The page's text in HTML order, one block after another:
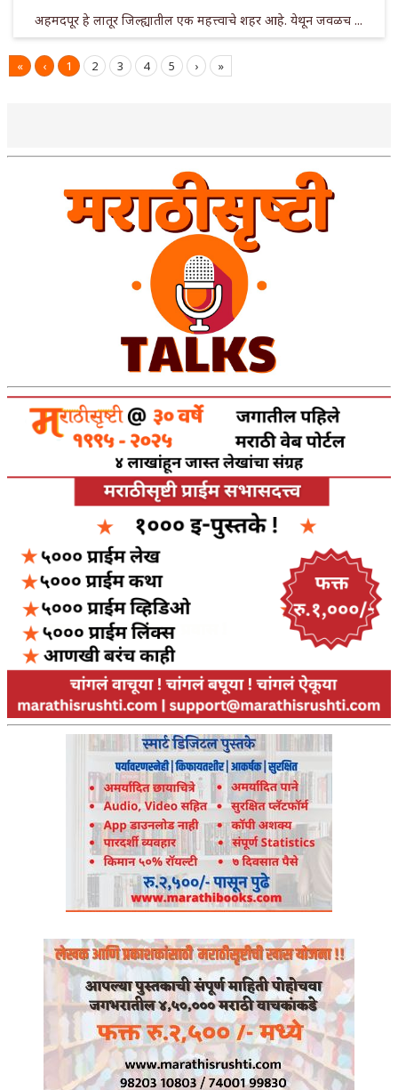
अहमदपूर हे लातूर जिल्ह्यातील एक महत्त्वाचे शहर आहे. येथून जवळच ...
« ‹ 1 2 3 4 5 › »